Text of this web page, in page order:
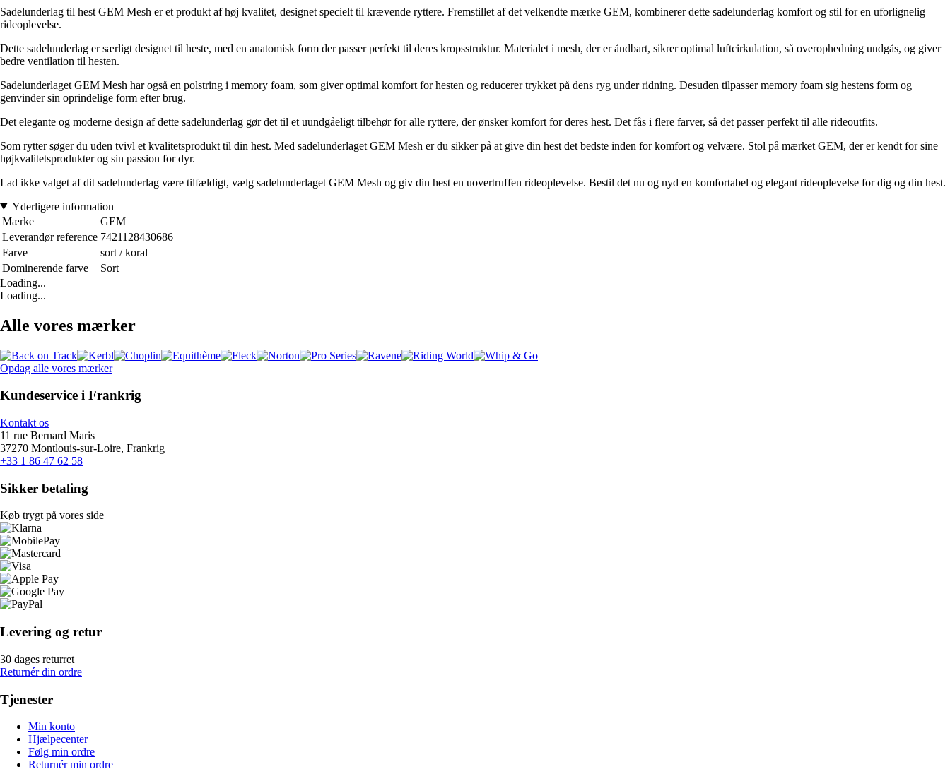
Sadelunderlag til hest GEM Mesh er et produkt af høj kvalitet, designet specielt til krævende ryttere. Fremstillet af det velkendte mærke GEM, kombinerer dette sadelunderlag komfort og stil for en uforlignelig
rideoplevelse.
Dette sadelunderlag er særligt designet til heste, med en anatomisk form der passer perfekt til deres kropsstruktur. Materialet i mesh, der er åndbart, sikrer optimal luftcirkulation, så overophedning undgås, og giver
bedre ventilation til hesten.
Sadelunderlaget GEM Mesh har også en polstring i memory foam, som giver optimal komfort for hesten og reducerer trykket på dens ryg under ridning. Desuden tilpasser memory foam sig hestens form og
genvinder sin oprindelige form efter brug.
Det elegante og moderne design af dette sadelunderlag gør det til et uundgåeligt tilbehør for alle ryttere, der ønsker komfort for deres hest. Det fås i flere farver, så det passer perfekt til alle rideoutfits.
Som rytter søger du uden tvivl et kvalitetsprodukt til din hest. Med sadelunderlaget GEM Mesh er du sikker på at give din hest det bedste inden for komfort og velvære. Stol på mærket GEM, der er kendt for sine
højkvalitetsprodukter og sin passion for dyr.
Lad ikke valget af dit sadelunderlag være tilfældigt, vælg sadelunderlaget GEM Mesh og giv din hest en uovertruffen rideoplevelse. Bestil det nu og nyd en komfortabel og elegant rideoplevelse for dig og din hest.
Yderligere information
Mærke
GEM
Leverandør reference 7421128430686
Farve
sort / koral
Dominerende farve
Sort
Loading...
Loading...
Alle vores mærker
Opdag alle vores mærker
Kundeservice i Frankrig
Kontakt os
11 rue Bernard Maris
37270 Montlouis-sur-Loire, Frankrig
+33 1 86 47 62 58
Sikker betaling
Køb trygt på vores side
Levering og retur
30 dages returret
Returnér din ordre
Tjenester
Min konto
Hjælpecenter
Følg min ordre
Returnér min ordre